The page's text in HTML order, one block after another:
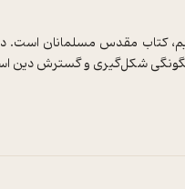
کریم، کتاب مقدس مسلمانان
شکل‌گیری و گسترش دین